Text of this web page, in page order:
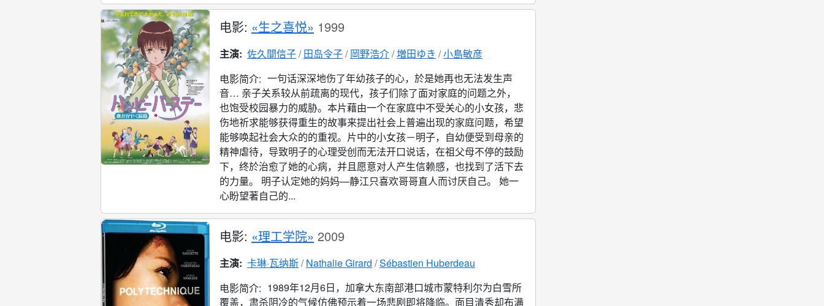
电影: «生之喜悦» 1999
主演: 佐久間信子 田岛令子 岡野浩介 増田ゆき
小島敏彦
电影简介: 一句话深深地伤了年幼孩子的心，於是她再也无法发生声
音… 亲子关系较从前疏离的现代，孩子们除了面对家庭的问题之外，
也饱受校园暴力的威胁。本片藉由一个在家庭中不受关心的小女孩，悲
伤地祈求能够获得重生的故事来提出社会上普遍出现的家庭问题，希望
能够唤起社会大众的的重视。片中的小女孩－明子，自幼便受到母亲的
精神虐待，导致明子的心理受创而无法开口说话，在祖父母不停的鼓励
下，终於治愈了她的心病，并且愿意对人产生信赖感，也找到了活下去
的力量。 明子认定她的妈妈—静江只喜欢哥哥直人而讨厌自己。 她一
心盼望著自己的...
电影: «理工学院» 2009
主演: 卡琳·瓦纳斯 Nathalie Girard Sébastien Huberdeau
电影简介: 1989年12月6日，加拿大东南部港口城市蒙特利尔为白雪所
覆盖，肃杀阴冷的气候仿佛预示着一场悲剧即将降临。面目清秀却布满